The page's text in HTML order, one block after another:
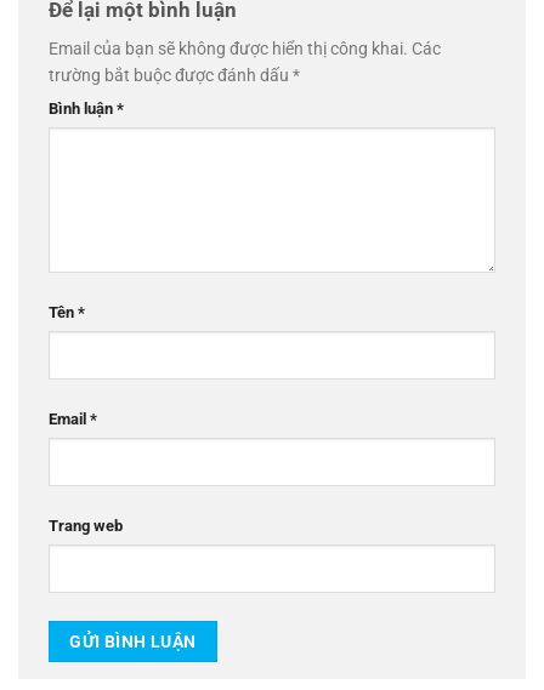
Để lại một bình luận
Email của bạn sẽ không được hiển thị công khai. Các
trường bắt buộc được đánh dấu *
Bình luận *
Tên *
Email *
Trang web